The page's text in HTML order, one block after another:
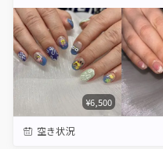
¥6,500
空き状況